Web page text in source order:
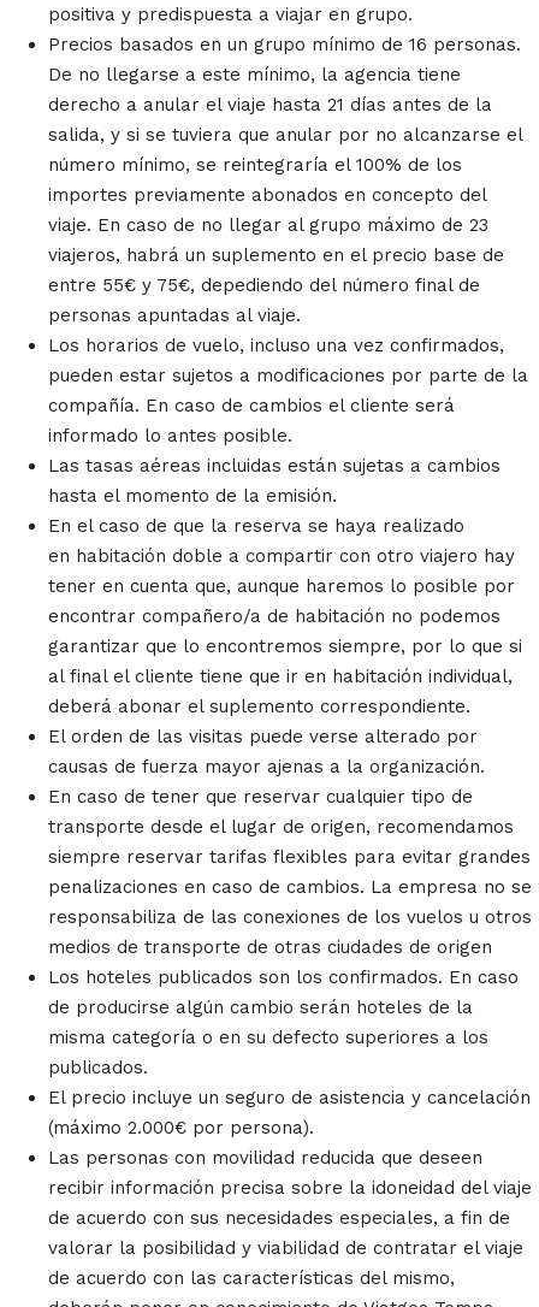
positiva y predispuesta a viajar en grupo.
Precios basados en un grupo mínimo de 16 personas.
De no llegarse a este mínimo, la agencia tiene
derecho a anular el viaje hasta 21 días antes de la
salida, y si se tuviera que anular por no alcanzarse el
número mínimo, se reintegraría el 100% de los
importes previamente abonados en concepto del
viaje. En caso de no llegar al grupo máximo de 23
viajeros, habrá un suplemento en el precio base de
entre 55€ y 75€, depediendo del número final de
personas apuntadas al viaje.
Los horarios de vuelo, incluso una vez confirmados,
pueden estar sujetos a modificaciones por parte de la
compañía. En caso de cambios el cliente será
informado lo antes posible.
Las tasas aéreas incluidas están sujetas a cambios
hasta el momento de la emisión.
En el caso de que la reserva se haya realizado
en habitación doble a compartir con otro viajero hay
tener en cuenta que, aunque haremos lo posible por
encontrar compañero/a de habitación no podemos
garantizar que lo encontremos siempre, por lo que si
al final el cliente tiene que ir en habitación individual,
deberá abonar el suplemento correspondiente.
El orden de las visitas puede verse alterado por
causas de fuerza mayor ajenas a la organización.
En caso de tener que reservar cualquier tipo de
transporte desde el lugar de origen, recomendamos
siempre reservar tarifas flexibles para evitar grandes
penalizaciones en caso de cambios. La empresa no se
responsabiliza de las conexiones de los vuelos u otros
medios de transporte de otras ciudades de origen
Los hoteles publicados son los confirmados. En caso
de producirse algún cambio serán hoteles de la
misma categoría o en su defecto superiores a los
publicados.
El precio incluye un seguro de asistencia y cancelación
(máximo 2.000€ por persona).
Las personas con movilidad reducida que deseen
recibir información precisa sobre la idoneidad del viaje
de acuerdo con sus necesidades especiales, a fin de
valorar la posibilidad y viabilidad de contratar el viaje
de acuerdo con las características del mismo,